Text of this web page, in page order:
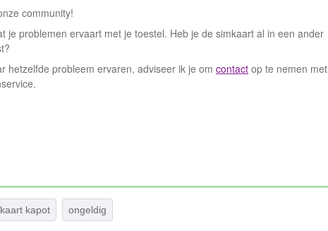
community!
je problemen ervaart met je toestel. Heb je de simkaart al in een ander
hetzelfde probleem ervaren, adviseer ik je om contact op te nemen met
kapot ongeldig